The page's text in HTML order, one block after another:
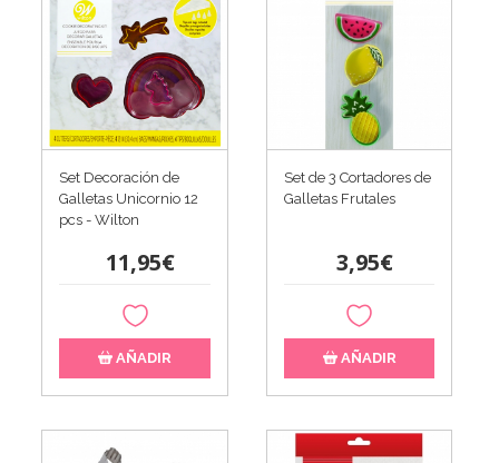
Set Decoración de
Galletas Unicornio 12
pcs - Wilton
11,95€
AÑADIR
Set de 3 Cortadores de
Galletas Frutales
3,95€
AÑADIR